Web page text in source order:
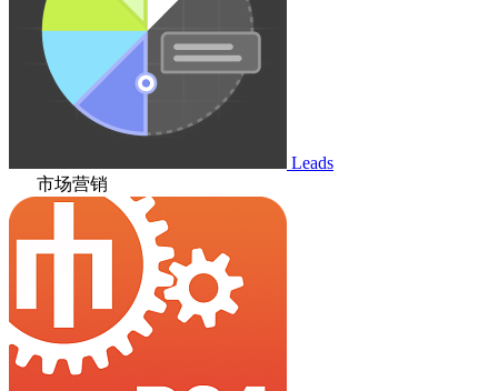
Leads
市场营销